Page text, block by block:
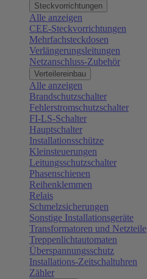
Steckvorrichtungen
Alle anzeigen
CEE-Steckvorrichtungen
Mehrfachsteckdosen
Verlängerungsleitungen
Netzanschluss-Zubehör
Verteilereinbau
Alle anzeigen
Brandschutzschalter
Fehlerstromschutzschalter
FI-LS-Schalter
Hauptschalter
Installationsschütze
Kleinsteuerungen
Leitungsschutzschalter
Phasenschienen
Reihenklemmen
Relais
Schmelzsicherungen
Sonstige Installationsgeräte
Transformatoren und Netzteile
Treppenlichtautomaten
Überspannungsschutz
Installations-Zeitschaltuhren
Zähler